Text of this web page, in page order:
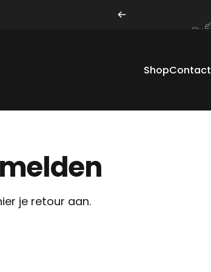
ShopContact
je retour aan.